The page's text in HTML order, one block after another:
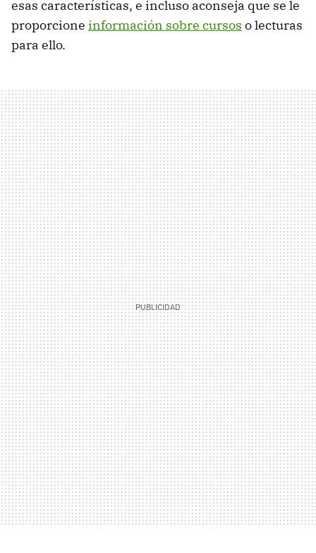
esas características, e incluso aconseja que se le
proporcione información sobre cursos o lecturas
para ello.